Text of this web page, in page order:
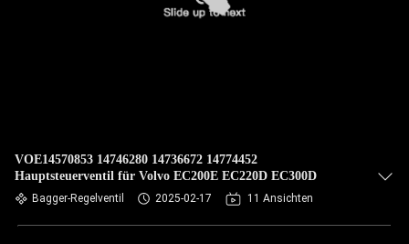
VOE14570853 14746280 14736672 14774452
Hauptsteuerventil für Volvo EC200E EC220D EC300D
Bagger-Regelventil 2025-02-17 11 Ansichten